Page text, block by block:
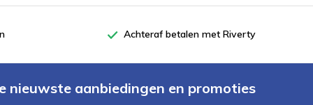
Achteraf betalen met Riverty
nieuwste aanbiedingen en promoties